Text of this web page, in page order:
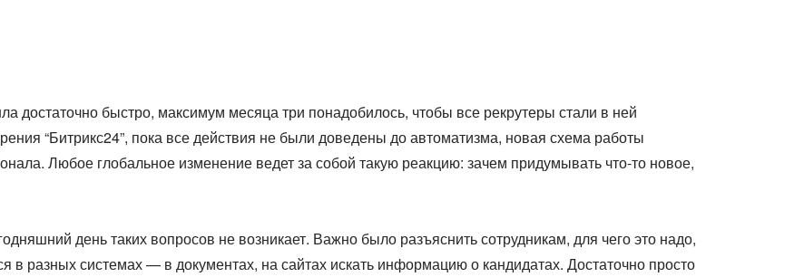
достаточно быстро, максимум месяца три понадобилось, чтобы все рекрутеры стали в ней
“Битрикс24”, пока все действия не были доведены до автоматизма, новая схема работы
Любое глобальное изменение ведет за собой такую реакцию: зачем придумывать что-то новое,
день таких вопросов не возникает. Важно было разъяснить сотрудникам, для чего это надо,
в разных системах — в документах, на сайтах искать информацию о кандидатах. Достаточно просто